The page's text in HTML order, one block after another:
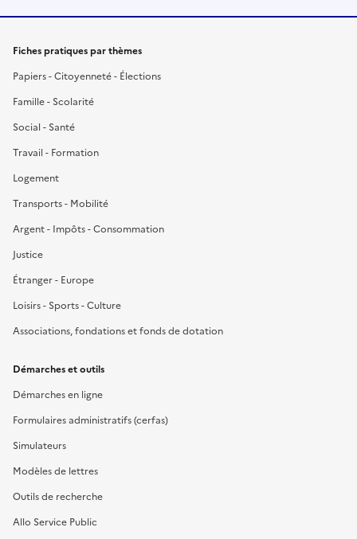
Fiches pratiques par thèmes
Papiers - Citoyenneté - Élections
Famille - Scolarité
Social - Santé
Travail - Formation
Logement
Transports - Mobilité
Argent - Impôts - Consommation
Justice
Étranger - Europe
Loisirs - Sports - Culture
Associations, fondations et fonds de dotation
Démarches et outils
Démarches en ligne
Formulaires administratifs (cerfas)
Simulateurs
Modèles de lettres
Outils de recherche
Allo Service Public